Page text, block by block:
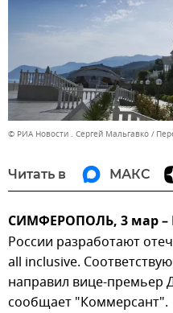
© РИА Новости . Сергей Мальгавко
Читать в МАКС
СИМФЕРОПОЛЬ, 3 мар –
России разработают
all inclusive.
направил вице-
сообщает "Коммерсант".